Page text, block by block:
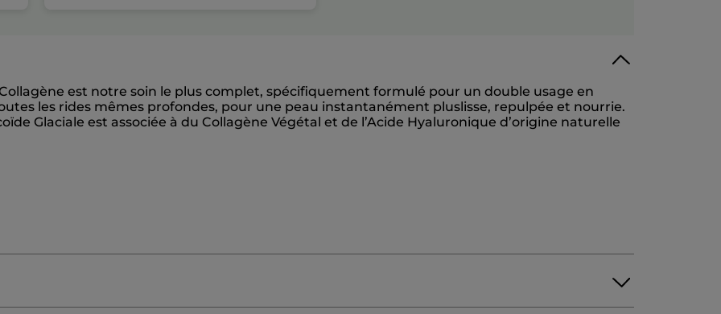
est notre soin le plus complet, spécifiquement formulé pour un double usage en
les rides mêmes profondes, pour une peau instantanément pluslisse, repulpée et nourrie.
Glaciale est associée à du Collagène Végétal et de l’Acide Hyaluronique d’origine naturelle